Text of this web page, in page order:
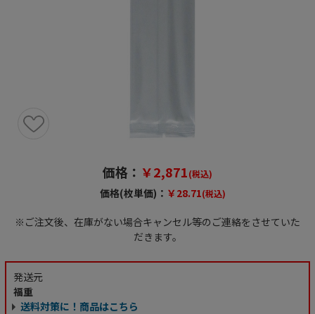
価格： ￥2,871(税込)
価格(枚単価)： ￥28.71(税込)
※ご注文後、在庫がない場合キャンセル等のご連絡をさせていた
だきます。
発送元
福重
送料対策に！商品はこちら